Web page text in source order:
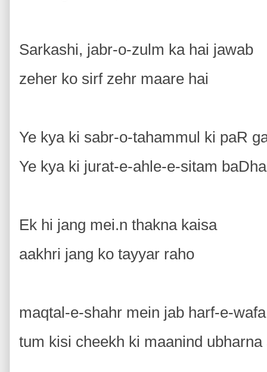
Sarkashi, jabr-o-zulm ka hai jawab
zeher ko sirf zehr maare hai
Ye kya ki sabr-o-tahammul ki paR
Ye kya ki jurat-e-ahle-e-sitam
Ek hi jang mei.n thakna kaisa
aakhri jang ko tayyar raho
maqtal-e-shahr mein jab harf-e-
tum kisi cheekh ki maanind